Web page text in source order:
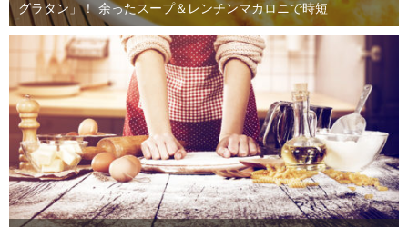
グラタン」！ 余ったスープ＆レンチンマカロニで時短